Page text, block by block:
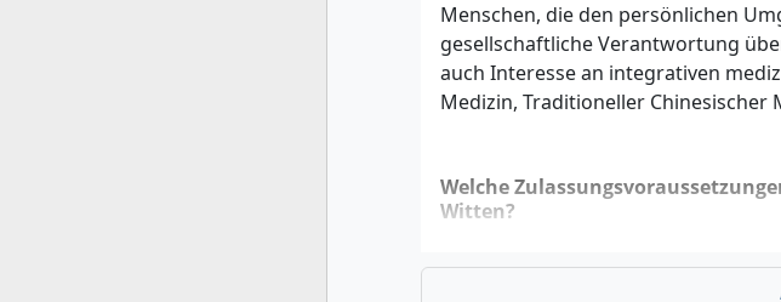
Menschen, die den persönlichen
gesellschaftliche Verantwortung
auch Interesse an integrativen
Medizin, Traditioneller
Welche
Witten?
Folgende formale Kriterien musst